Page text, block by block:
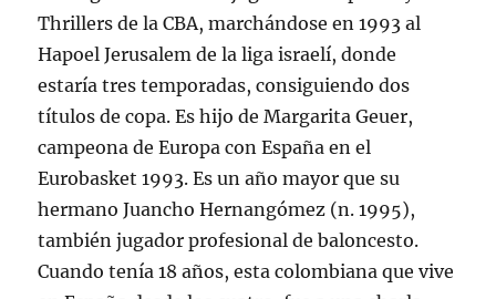
Thrillers de la CBA, marchándose en 1993 al
Hapoel Jerusalem de la liga israelí, donde
estaría tres temporadas, consiguiendo dos
títulos de copa. Es hijo de Margarita Geuer,
campeona de Europa con España en el
Eurobasket 1993. Es un año mayor que su
hermano Juancho Hernangómez (n. 1995),
también jugador profesional de baloncesto.
Cuando tenía 18 años, esta colombiana que vive